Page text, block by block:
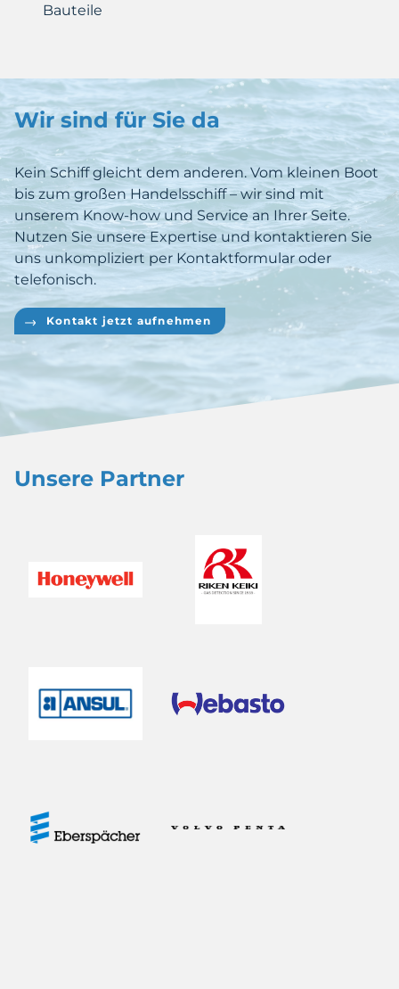
Bauteile
Wir sind für Sie da
Kein Schiff gleicht dem anderen. Vom kleinen Boot
bis zum großen Handelsschiff – wir sind mit
unserem Know-how und Service an Ihrer Seite.
Nutzen Sie unsere Expertise und kontaktieren Sie
uns unkompliziert per Kontaktformular oder
telefonisch.
Kontakt jetzt aufnehmen
Unsere Partner